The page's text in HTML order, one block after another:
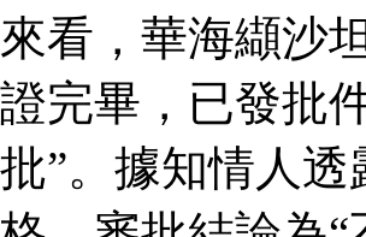
來看，華海纈沙
證完畢，已發批
批”。據知情人